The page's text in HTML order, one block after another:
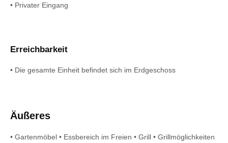
• Privater Eingang
Erreichbarkeit
• Die gesamte Einheit befindet sich im Erdgeschoss
Äußeres
• Gartenmöbel • Essbereich im Freien • Grill • Grillmöglichkeiten